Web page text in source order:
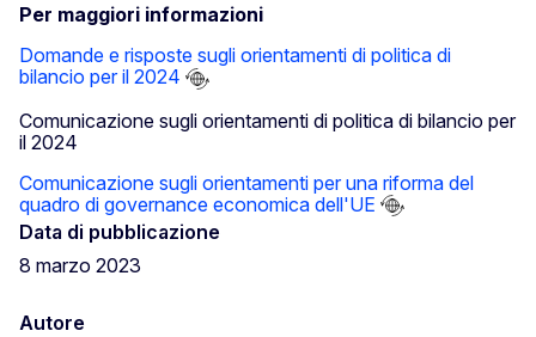
Per maggiori informazioni
Domande e risposte sugli orientamenti di politica di
bilancio per il 2024
Comunicazione sugli orientamenti di politica di bilancio per
il 2024
Comunicazione sugli orientamenti per una riforma del
quadro di governance economica dell'UE
Data di pubblicazione
8 marzo 2023
Autore